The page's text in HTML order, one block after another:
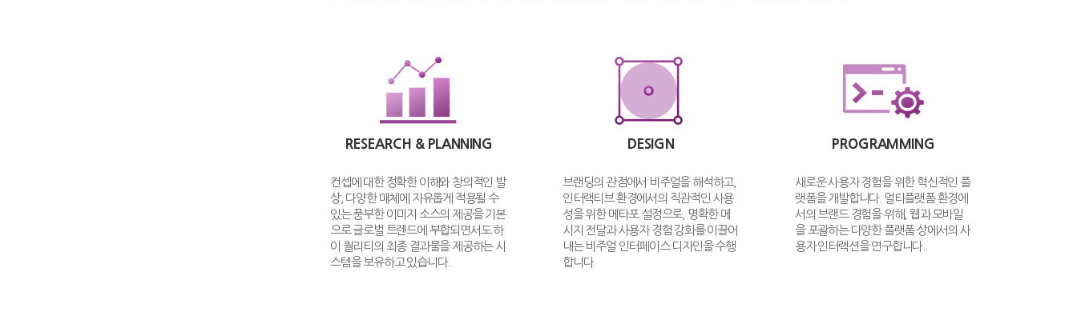
RESEARCH & PLANNING
컨셉에 대한 정확한 이해와 창의적인 발
상, 다양한 매체에 자유롭게 적용될 수
있는 풍부한 이미지 소스의 제공을 기본
으로 글로벌 트렌드에 부합되면서도 하
이 퀄리티의 최종 결과물을 제공하는 시
스템을 보유하고 있습니다.
DESIGN
브랜딩의 관점에서 비주얼을 해석하고,
인터랙티브 환경에서의 직관적인 사용
성을 위한 메타포 설정으로, 명확한 메
시지 전달과 사용자 경험 강화를 이끌어
내는 비주얼 인터페이스 디자인을 수행
합니다.
PROGRAMMING
새로운 사용자 경험을 위한 혁신적인 플
랫폼을 개발합니다. 멀티플랫폼 환경에
서의 브랜드 경험을 위해, 웹과 모바일
을 포괄하는 다양한 플랫폼 상에서의 사
용자 인터랙션을 연구합니다.